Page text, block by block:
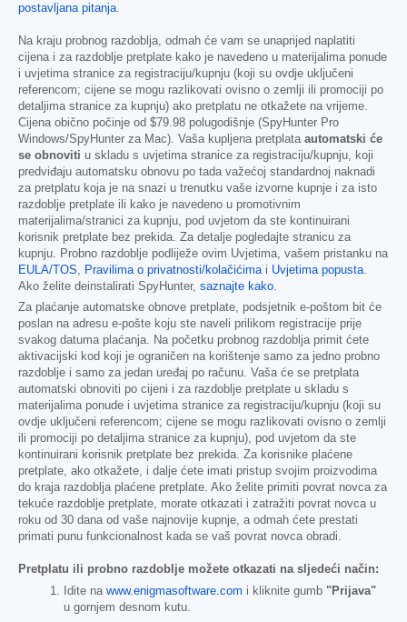
postavljana pitanja.
Na kraju probnog razdoblja, odmah će vam se unaprijed naplatiti
cijena i za razdoblje pretplate kako je navedeno u materijalima ponude
i uvjetima stranice za registraciju/kupnju (koji su ovdje uključeni
referencom; cijene se mogu razlikovati ovisno o zemlji ili promociji po
detaljima stranice za kupnju) ako pretplatu ne otkažete na vrijeme.
Cijena obično počinje od $79.98 polugodišnje (SpyHunter Pro
Windows/SpyHunter za Mac). Vaša kupljena pretplata automatski će
se obnoviti u skladu s uvjetima stranice za registraciju/kupnju, koji
predviđaju automatsku obnovu po tada važećoj standardnoj naknadi
za pretplatu koja je na snazi u trenutku vaše izvorne kupnje i za isto
razdoblje pretplate ili kako je navedeno u promotivnim
materijalima/stranici za kupnju, pod uvjetom da ste kontinuirani
korisnik pretplate bez prekida. Za detalje pogledajte stranicu za
kupnju. Probno razdoblje podliježe ovim Uvjetima, vašem pristanku na
EULA/TOS, Pravilima o privatnosti/kolačićimai Uvjetima popusta.
Ako želite deinstalirati SpyHunter, saznajte kako.
Za plaćanje automatske obnove pretplate, podsjetnik e-poštom bit će
poslan na adresu e-pošte koju ste naveli prilikom registracije prije
svakog datuma plaćanja. Na početku probnog razdoblja primit ćete
aktivacijski kod koji je ograničen na korištenje samo za jedno probno
razdoblje i samo za jedan uređaj po računu. Vaša će se pretplata
automatski obnoviti po cijeni i za razdoblje pretplate u skladu s
materijalima ponude i uvjetima stranice za registraciju/kupnju (koji su
ovdje uključeni referencom; cijene se mogu razlikovati ovisno o zemlji
ili promociji po detaljima stranice za kupnju), pod uvjetom da ste
kontinuirani korisnik pretplate bez prekida. Za korisnike plaćene
pretplate, ako otkažete, i dalje ćete imati pristup svojim proizvodima
do kraja razdoblja plaćene pretplate. Ako želite primiti povrat novca za
tekuće razdoblje pretplate, morate otkazati i zatražiti povrat novca u
roku od 30 dana od vaše najnovije kupnje, a odmah ćete prestati
primati punu funkcionalnost kada se vaš povrat novca obradi.
Pretplatu ili probno razdoblje možete otkazati na sljedeći način:
Idite na www.enigmasoftware.com i kliknite gumb "Prijava"
u gornjem desnom kutu.